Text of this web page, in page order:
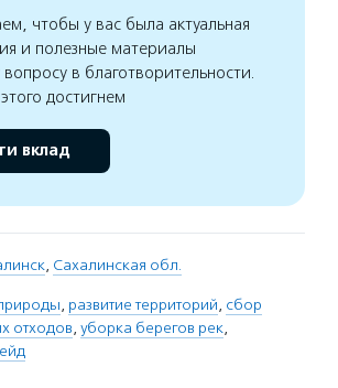
чтобы у вас была актуальная
и полезные материалы
в благотворительности.
достигнем
вклад
, Сахалинская обл.
, развитие территорий, сбор
отходов, уборка берегов рек,